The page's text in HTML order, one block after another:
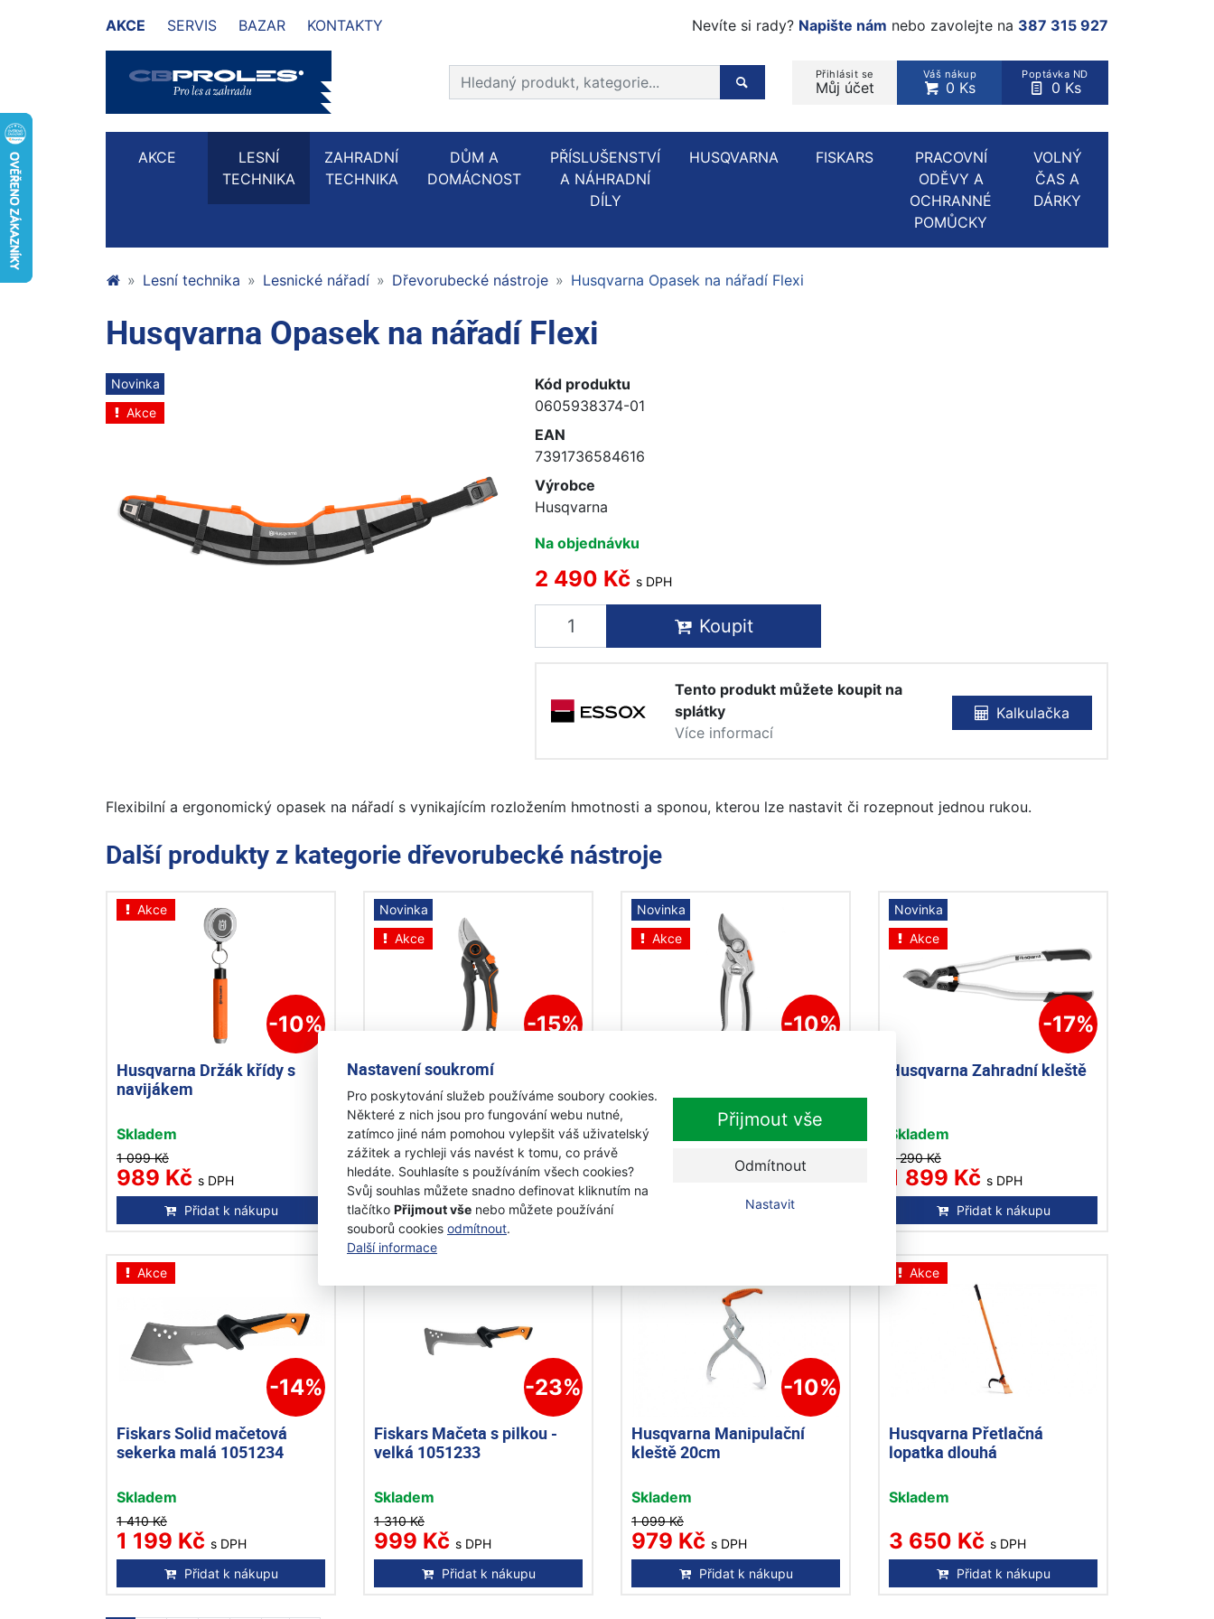
Nastavení soukromí
Pro poskytování služeb používáme soubory cookies.
Některé z nich jsou pro fungování webu nutné,
zatímco jiné nám pomohou vylepšit váš uživatelský
zážitek a rychleji vás navést k tomu, co právě
hledáte. Souhlasíte s používáním všech cookies?
Svůj souhlas můžete snadno definovat kliknutím na
tlačítko Přijmout vše nebo můžete používání
souborů cookies odmítnout.
Další informace
Přijmout vše
Odmítnout
Nastavit
AKCE SERVIS BAZAR KONTAKTY Nevíte si rady? Napište nám nebo zavolejte na 387 315 927
Přihlásit se
Můj účet
Váš nákup
0 Ks
Poptávka ND
0 Ks
Prohledat web
Hledaný produkt, kategorie...
AKCE
LESNÍ
TECHNIKA
ZAHRADNÍ
TECHNIKA
DŮM A
DOMÁCNOST
PŘÍSLUŠENSTVÍ
A NÁHRADNÍ
DÍLY
HUSQVARNA FISKARS
PRACOVNÍ
ODĚVY A
OCHRANNÉ
POMŮCKY
VOLNÝ
ČAS A
DÁRKY
Lesní technika Lesnické nářadí Dřevorubecké nástroje Husqvarna Opasek na nářadí Flexi
Husqvarna Opasek na nářadí Flexi
Novinka
Akce
Kód produktu
0605938374-01
EAN
7391736584616
Výrobce
Husqvarna
Na objednávku
2 490 Kč s DPH
Koupit
Tento produkt můžete koupit na
splátky
Více informací
Kalkulačka
Flexibilní a ergonomický opasek na nářadí s vynikajícím rozložením hmotnosti a sponou, kterou lze nastavit či rozepnout jednou rukou.
Další produkty z kategorie dřevorubecké nástroje
Akce
-10%
Husqvarna Držák křídy s
navijákem
Skladem
1 099 Kč
989 Kč s DPH
Přidat k nákupu
Novinka
Akce
-15%
Husqvarna Zahradní nůžky
Standard
Skladem
1 049 Kč
890 Kč s DPH
Přidat k nákupu
Novinka
Akce
-10%
velké
Skladem
1 390 Kč
Přidat k nákupu
Novinka
Akce
-17%
Husqvarna Zahradní kleště
Skladem
2 290 Kč
1 899 Kč s DPH
Přidat k nákupu
Akce
-14%
Fiskars Solid mačetová
sekerka malá 1051234
Skladem
1 410 Kč
1 199 Kč s DPH
Přidat k nákupu
-23%
Fiskars Mačeta s pilkou -
velká 1051233
Skladem
1 310 Kč
999 Kč s DPH
Přidat k nákupu
-10%
Husqvarna Manipulační
kleště 20cm
Skladem
1 099 Kč
979 Kč s DPH
Přidat k nákupu
Akce
Husqvarna Přetlačná
lopatka dlouhá
Skladem
3 650 Kč s DPH
Přidat k nákupu